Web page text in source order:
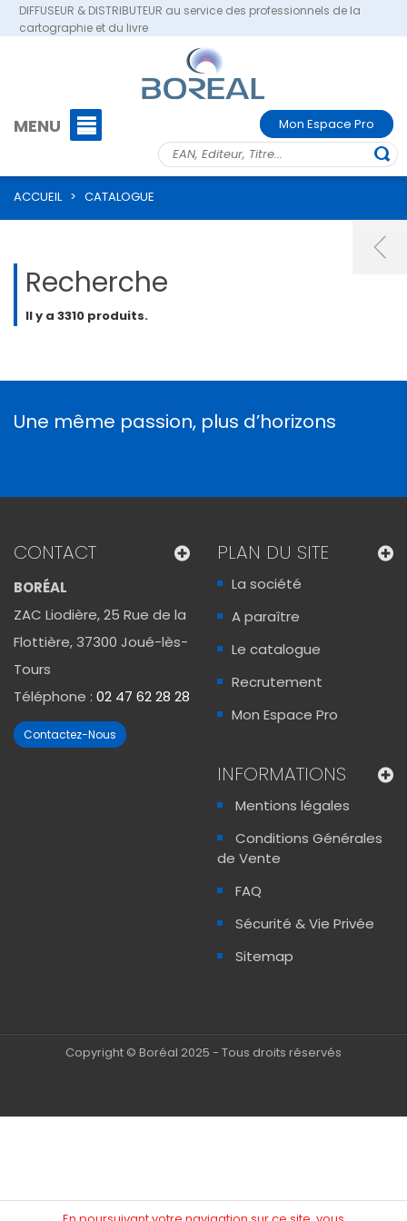
DIFFUSEUR & DISTRIBUTEUR au service des professionnels de la
cartographie et du livre
MENU Mon Espace Pro
ACCUEIL > CATALOGUE
Recherche
Il y a 3310 produits.
Une même passion, plus d’horizons
CONTACT
BORÉAL
ZAC Liodière, 25 Rue de la
Flottière, 37300 Joué-lès-
Tours
Téléphone : 02 47 62 28 28
Contactez-Nous
PLAN DU SITE
La société
A paraître
Le catalogue
Recrutement
Mon Espace Pro
INFORMATIONS
Mentions légales
Conditions Générales
de Vente
FAQ
Sécurité & Vie Privée
Sitemap
Copyright © Boréal 2025 - Tous droits réservés